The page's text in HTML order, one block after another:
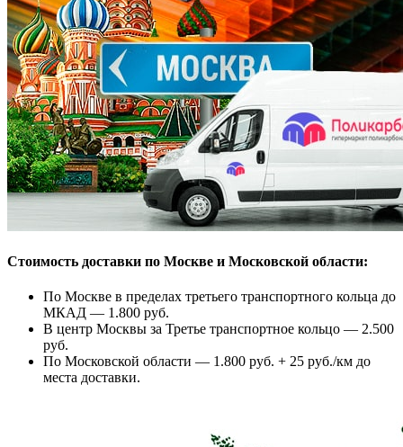
Стоимость доставки по Москве и Московской области:
По Москве в пределах третьего транспортного кольца до
МКАД — 1.800 руб.
В центр Москвы за Третье транспортное кольцо — 2.500
руб.
По Московской области — 1.800 руб. + 25 руб./км до
места доставки.